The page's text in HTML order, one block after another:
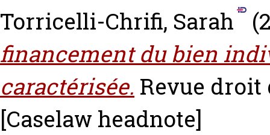
Torricelli-Chrifi, Sarah
financement du bien
caractérisée. Revue droit
[Caselaw headnote]